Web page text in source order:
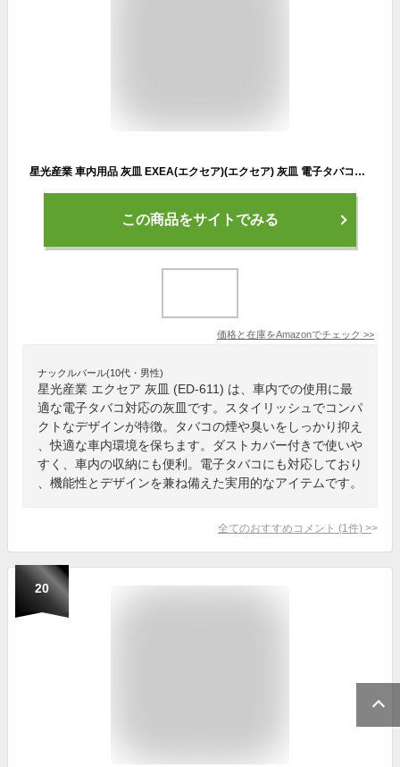
星光産業 車内用品 灰皿 EXEA(エクセア)(エクセア) 灰皿 電子タバコダスト ED-611
この商品をサイトでみる
価格と在庫をAmazonでチェック >>
ナックルバール(10代・男性)
星光産業 エクセア 灰皿 (ED-611) は、車内での使用に最
適な電子タバコ対応の灰皿です。スタイリッシュでコンパ
クトなデザインが特徴。タバコの煙や臭いをしっかり抑え
、快適な車内環境を保ちます。ダストカバー付きで使いや
すく、車内の収納にも便利。電子タバコにも対応しており
、機能性とデザインを兼ね備えた実用的なアイテムです。
全てのおすすめコメント (1 件) >
20